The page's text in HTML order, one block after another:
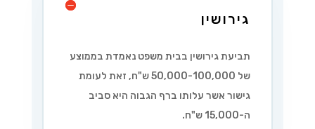
גירושין
תביעת גירושין בבית משפט נאמדת בממוצע
של 50,000-100,000 ש"ח, זאת לעומת
גישור אשר עלותו ברף הגבוה היא סביב
ה-15,000 ש"ח.